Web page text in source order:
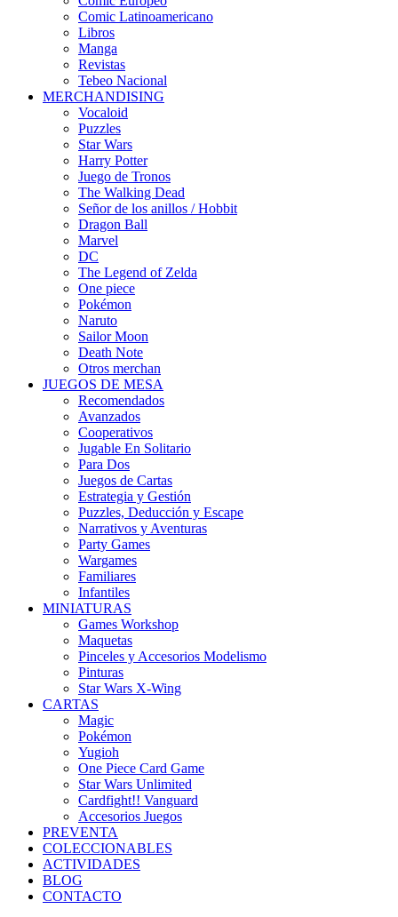
Comic Latinoamericano
Libros
Manga
Revistas
Tebeo Nacional
MERCHANDISING
Vocaloid
Puzzles
Star Wars
Harry Potter
Juego de Tronos
The Walking Dead
Señor de los anillos / Hobbit
Dragon Ball
Marvel
DC
The Legend of Zelda
One piece
Pokémon
Naruto
Sailor Moon
Death Note
Otros merchan
JUEGOS DE MESA
Recomendados
Avanzados
Cooperativos
Jugable En Solitario
Para Dos
Juegos de Cartas
Estrategia y Gestión
Puzzles, Deducción y Escape
Narrativos y Aventuras
Party Games
Wargames
Familiares
Infantiles
MINIATURAS
Games Workshop
Maquetas
Pinceles y Accesorios Modelismo
Pinturas
Star Wars X-Wing
CARTAS
Magic
Pokémon
Yugioh
One Piece Card Game
Star Wars Unlimited
Cardfight!! Vanguard
Accesorios Juegos
PREVENTA
COLECCIONABLES
ACTIVIDADES
BLOG
CONTACTO